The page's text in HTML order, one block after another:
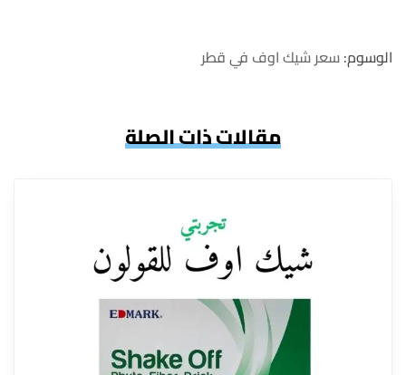
الوسوم:سعر شيك اوف في قطر
مقالات ذات الصلة